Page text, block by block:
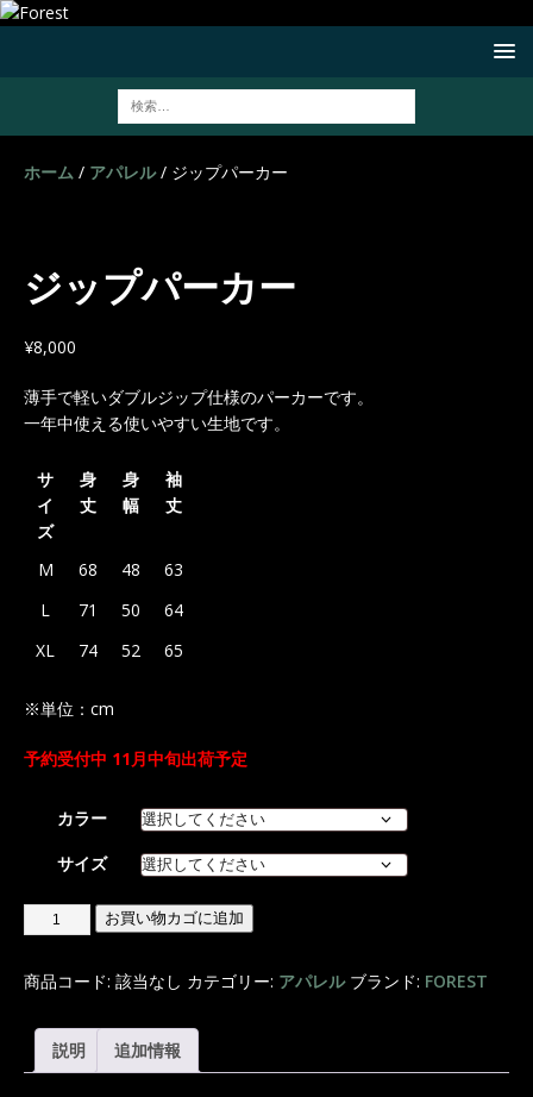
ホーム / アパレル/ ジップパーカー
ジップパーカー
¥8,000
薄手で軽いダブルジップ仕様のパーカーです。
一年中使える使いやすい生地です。
サ
イ
ズ
身
丈
身
幅
袖
丈
M 68 48
63
L
71 50
64
XL
74 52 65
※単位：cm
予約受付中 11月中旬出荷予定
カラー
サイズ
お買い物カゴに追加
商品コード: 該当なし カテゴリー: アパレル ブランド: FOREST
説明 追加情報